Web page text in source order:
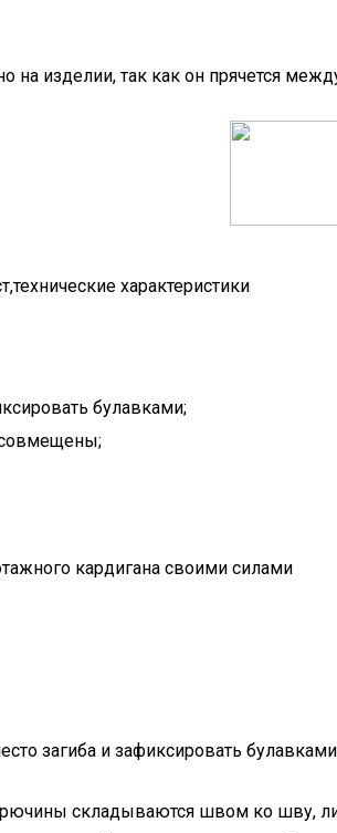
на изделии, так как он прячется
характеристики
булавками;
кардигана своими силами
загиба и зафиксировать
складываются швом ко шву,